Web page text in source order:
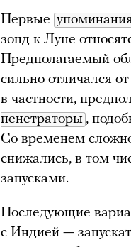
Первые
зонд к Луне
Предполагаемый
сильно отличался
в частности,
пенетраторы ,
Со временем
снижались, в том
запусками.
Последующие
с Индией —